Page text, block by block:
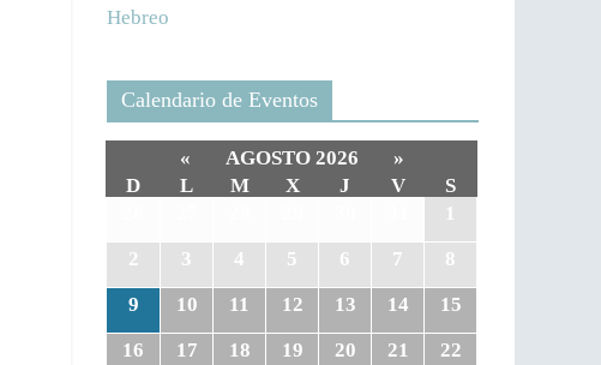
Hebreo
Calendario de Eventos
« AGOSTO 2026
»
D
L M X J V
S
1
2
3 4 5 6 7
8
9
10 11 12 13 14
15
16
17 18 19 20 21
22